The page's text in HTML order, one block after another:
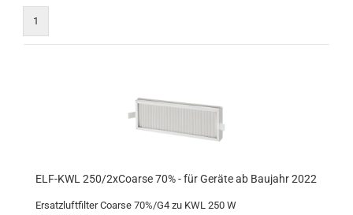
1
ELF-KWL 250/2xCoarse 70% - für Geräte ab Baujahr 2022
Ersatzluftfilter Coarse 70%/G4 zu KWL 250 W